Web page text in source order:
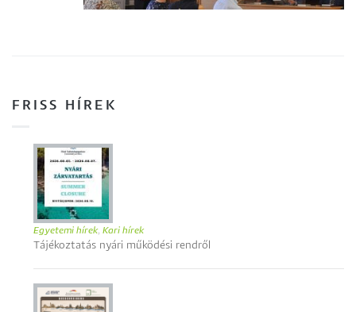
FRISS HÍREK
Egyetemi hírek, Kari hírek
Tájékoztatás nyári működési rendről